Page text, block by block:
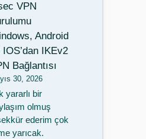
VPN
Android
IOS’dan IKEv2
Bağlantısı
30, 2026
yararlı bir
olmuş
ederim çok
yarıcak.